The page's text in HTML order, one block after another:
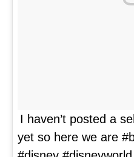
I haven’t posted a
yet so here we are